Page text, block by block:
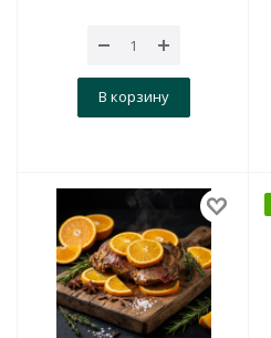
В корзину